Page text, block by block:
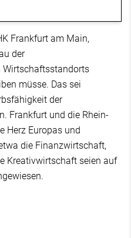
Frankfurt am Main,
der
Wirtschaftsstandorts
müsse. Das sei
der
Frankfurt und die Rhein-
Herz Europas und
die Finanzwirtschaft,
Kreativwirtschaft seien auf